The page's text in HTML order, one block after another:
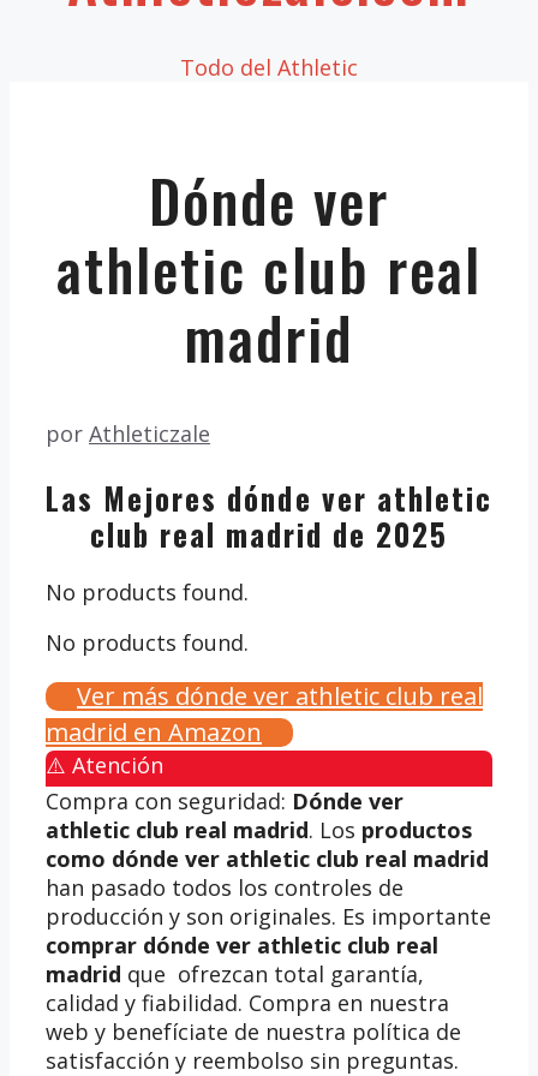
Todo del Athletic
Dónde ver
athletic club real
madrid
por Athleticzale
Las Mejores dónde ver athletic
club real madrid de 2025
No products found.
No products found.
Ver más dónde ver athletic club real
madrid en Amazon
⚠️ Atención
Compra con seguridad: Dónde ver
athletic club real madrid. Los productos
como dónde ver athletic club real madrid
han pasado todos los controles de
producción y son originales. Es importante
comprar dónde ver athletic club real
madrid que ofrezcan total garantía,
calidad y fiabilidad. Compra en nuestra
web y benefíciate de nuestra política de
satisfacción y reembolso sin preguntas.